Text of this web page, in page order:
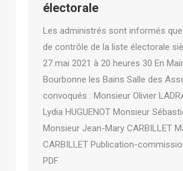
électorale
Les administrés sont informés
de contrôle de la liste électorale
27 mai 2021 à 20 heures 30 En
Bourbonne les Bains Salle des
convoqués : Monsieur Olivier
Lydia HUGUENOT Monsieur
Monsieur Jean-Mary CARBILLET
CARBILLET Publication-
PDF